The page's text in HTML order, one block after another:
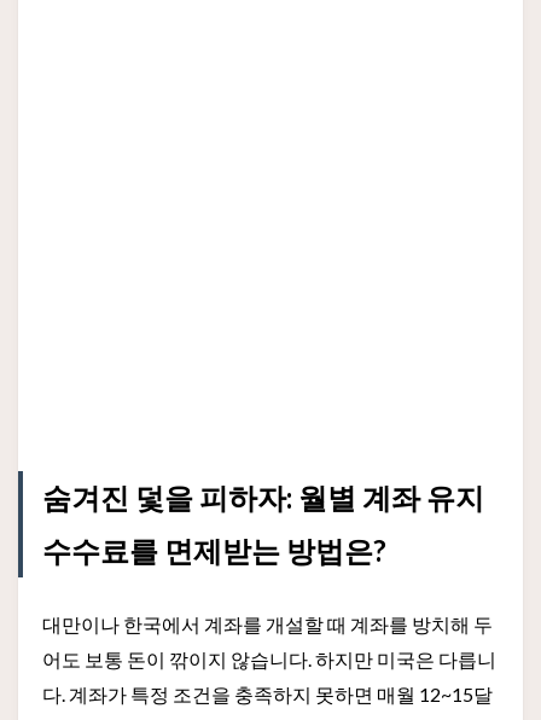
숨겨진 덫을 피하자: 월별 계좌 유지
수수료를 면제받는 방법은?
대만이나 한국에서 계좌를 개설할 때 계좌를 방치해 두
어도 보통 돈이 깎이지 않습니다. 하지만 미국은 다릅니
다. 계좌가 특정 조건을 충족하지 못하면 매월 12~15달